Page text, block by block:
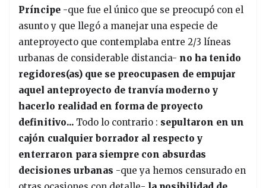
Príncipe -que fue el único que se preocupó con el
asunto y que llegó a manejar una especie de
anteproyecto que contemplaba entre 2/3 líneas
urbanas de considerable distancia- no ha tenido
regidores(as) que se preocupasen de empujar
aquel anteproyecto de tranvía moderno y
hacerlo realidad en forma de proyecto
definitivo... Todo lo contrario : sepultaron en un
cajón cualquier borrador al respecto y
enterraron para siempre con absurdas
decisiones urbanas -que ya hemos censurado en